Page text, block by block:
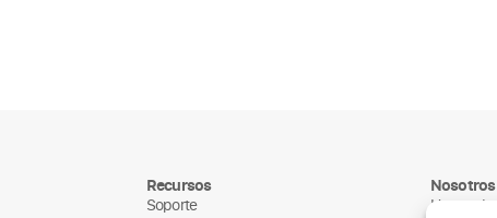
Recursos
Soporte
Nosotros
Humand